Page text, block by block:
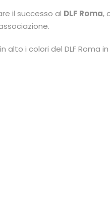
il successo al DLF Roma,
alto i colori del DLF